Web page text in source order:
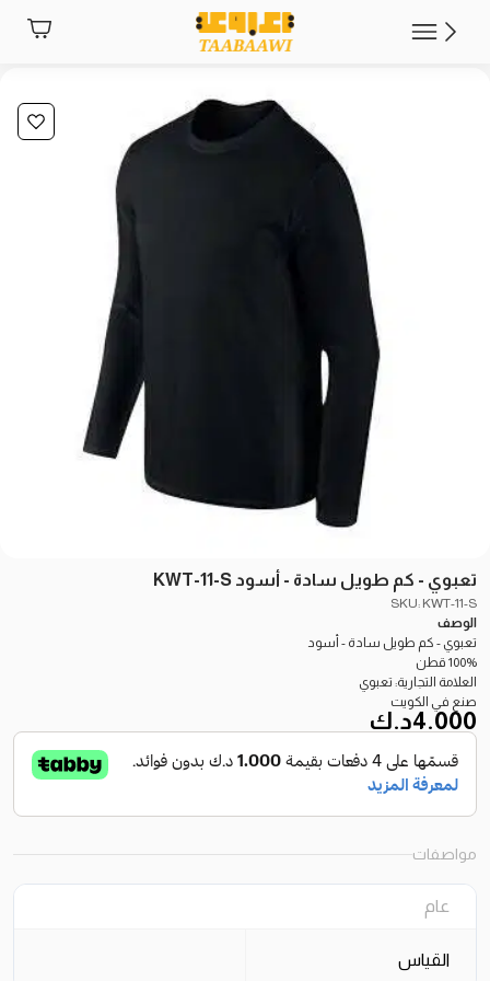
تعبوي - كم طويل سادة - أسود KWT-11-S
SKU: KWT-11-S
الوصف
تعبوي - كم طويل سادة - أسود
100% قطن
العلامة التجارية: تعبوي
صنع في الكويت
4.000د.ك
مواصفات
عام
القياس